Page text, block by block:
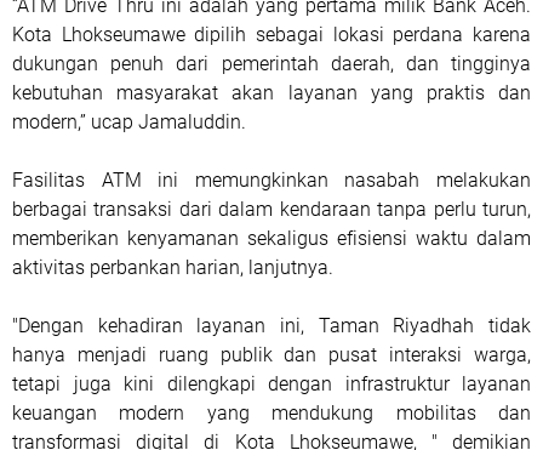
“ATM Drive Thru ini adalah yang pertama milik Bank Aceh.
Kota Lhokseumawe dipilih sebagai lokasi perdana karena
dukungan penuh dari pemerintah daerah, dan tingginya
kebutuhan masyarakat akan layanan yang praktis dan
modern,” ucap Jamaluddin.
Fasilitas ATM ini memungkinkan nasabah melakukan
berbagai transaksi dari dalam kendaraan tanpa perlu turun,
memberikan kenyamanan sekaligus efisiensi waktu dalam
aktivitas perbankan harian, lanjutnya.
"Dengan kehadiran layanan ini, Taman Riyadhah tidak
hanya menjadi ruang publik dan pusat interaksi warga,
tetapi juga kini dilengkapi dengan infrastruktur layanan
keuangan modern yang mendukung mobilitas dan
transformasi digital di Kota Lhokseumawe, " demikian